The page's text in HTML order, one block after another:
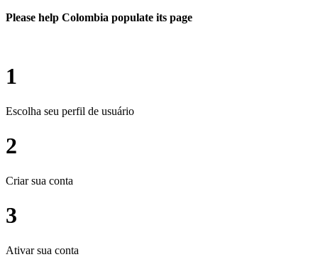
Please help Colombia populate its page
1
Escolha seu perfil de usuário
2
Criar sua conta
3
Ativar sua conta